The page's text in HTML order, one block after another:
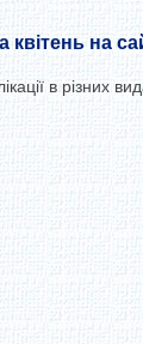
на
в різних